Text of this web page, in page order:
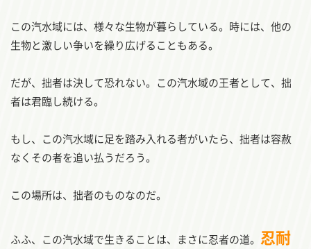
この汽水域には、様々な生物が暮らしている。時には、他の
生物と激しい争いを繰り広げることもある。
だが、拙者は決して恐れない。この汽水域の王者として、拙
者は君臨し続ける。
もし、この汽水域に足を踏み入れる者がいたら、拙者は容赦
なくその者を追い払うだろう。
この場所は、拙者のものなのだ。
ふふ、この汽水域で生きることは、まさに忍者の道。 忍耐